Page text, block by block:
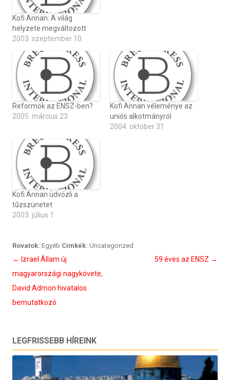
Kofi Annan: A világ
helyzete megváltozott
2003. szeptember 10
Reformok az ENSZ-ben?
2005. március 23
Kofi Annan véleménye az
uniós alkotmányról
2004. október 31
Kofi Annan üdvözli a
tűzszünetet
2003. július 1
Rovatok: Egyéb Cimkék: Uncategorized
Bejegyzés
navigáció
← Izrael Állam új
magyarországi nagykövete,
David Admon hivatalos
bemutatkozó
59 éves az ENSZ →
LEGFRISSEBB HÍREINK